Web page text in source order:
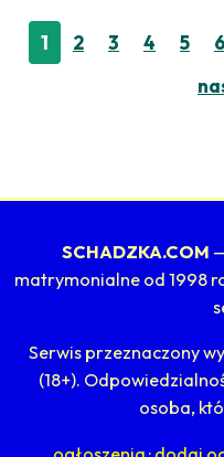
1 2 3 4 5 6
SCHADZKA.COM
matrymonialne od 1998
Serwis przeznaczony
(18+).
osoba,